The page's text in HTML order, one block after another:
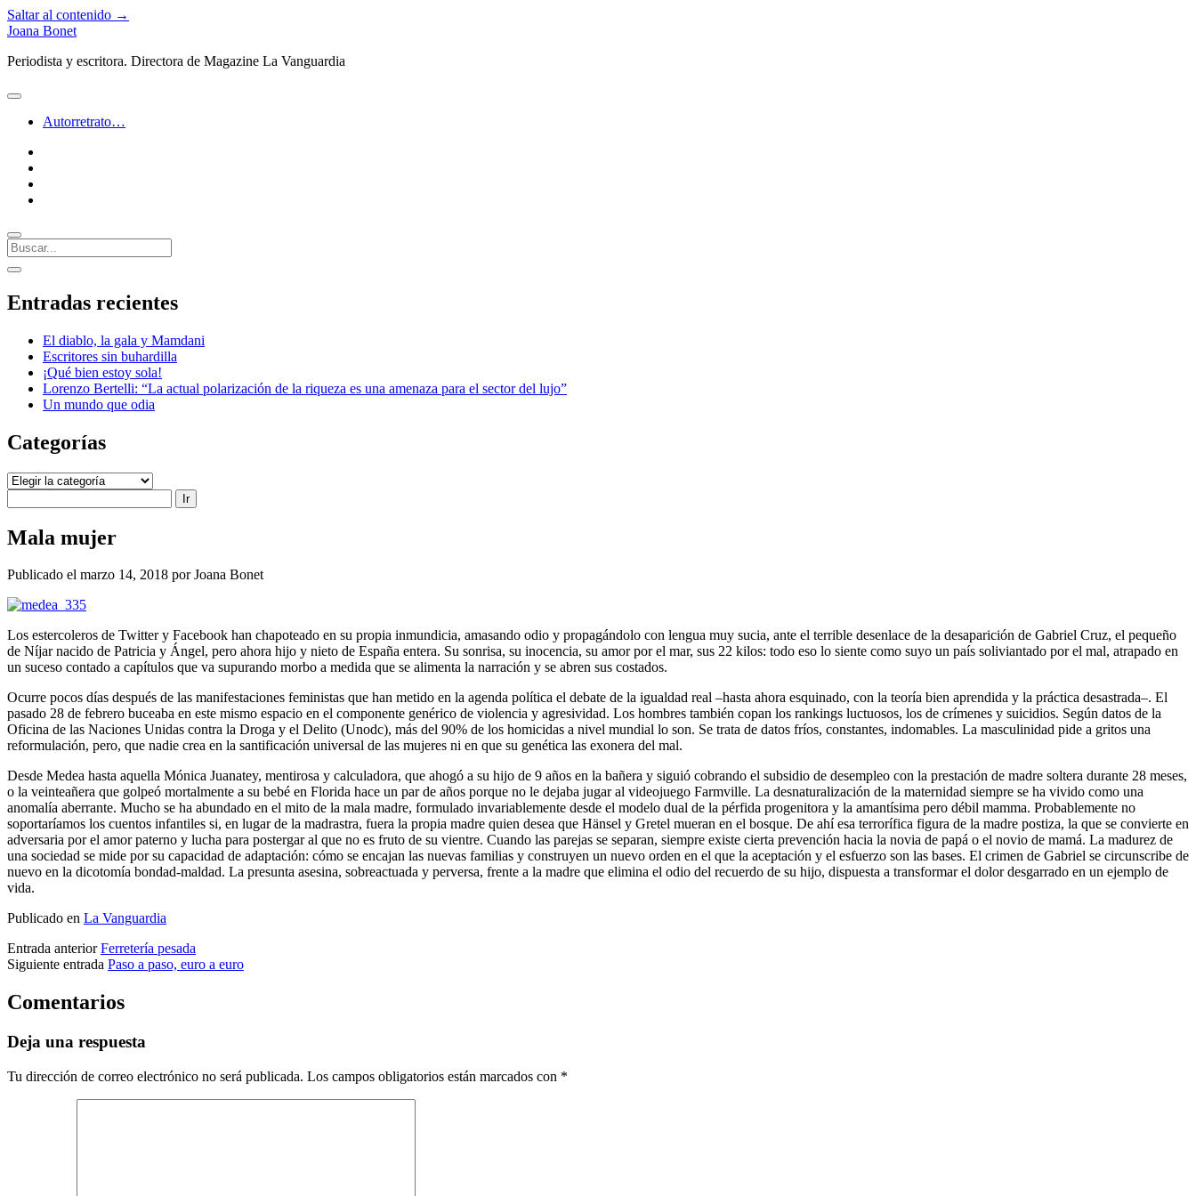
Saltar al contenido →
Joana Bonet
Periodista y escritora. Directora de Magazine La Vanguardia
abrir
Autorretrato…
Buscar
Barra
lateral
abrir
lateral
Entradas recientes
El diablo, la gala y Mamdani
Escritores sin buhardilla
¡Qué bien estoy sola!
Lorenzo Bertelli: “La actual polarización de la riqueza es una amenaza para el sector del lujo”
Un mundo que odia
Categorías
Categorías
Mala mujer
Publicado el marzo 14, 2018 por Joana Bonet
Los estercoleros de Twitter y Facebook han chapoteado en su propia inmundicia, amasando odio y propagándolo con lengua muy sucia, ante el terrible desenlace de la desaparición de Gabriel Cruz, el pequeño
de Níjar nacido de Patricia y Ángel, pero ahora hijo y nieto de España entera. Su sonrisa, su inocencia, su amor por el mar, sus 22 kilos: todo eso lo siente como suyo un país soliviantado por el mal, atrapado en
un suceso contado a capítulos que va supurando morbo a medida que se alimenta la narración y se abren sus costados.
Ocurre pocos días después de las manifestaciones feministas que han metido en la agenda política el debate de la igualdad real –hasta ahora esquinado, con la teoría bien aprendida y la práctica desastrada–. El
pasado 28 de febrero buceaba en este mismo espacio en el componente genérico de violencia y agresividad. Los hombres también copan los rankings luctuosos, los de crímenes y suicidios. Según datos de la
Oficina de las Naciones Unidas contra la Droga y el Delito (Unodc), más del 90% de los homicidas a nivel mundial lo son. Se trata de datos fríos, constantes, indomables. La masculinidad pide a gritos una
reformulación, pero, que nadie crea en la santificación universal de las mujeres ni en que su genética las ­exonera del mal.
Desde Medea hasta aquella Mónica Juanatey, mentirosa y calculadora, que ahogó a su hijo de 9 años en la bañera y siguió cobrando el subsidio de desempleo con la prestación de madre soltera durante 28 meses,
o la veinteañera que golpeó mortalmente a su bebé en Florida hace un par de años porque no le dejaba jugar al videojuego Farmville. La desnaturalización de la maternidad siempre se ha vivido como una
anomalía aberrante. Mucho se ha abundado en el mito de la mala madre, formulado invariablemente desde el modelo dual de la pérfida progenitora y la amantísima pero débil mamma. Probablemente no
soportaríamos los cuentos infantiles si, en lugar de la madrastra, fuera la propia madre quien desea que Hänsel y Gretel mueran en el bosque. De ahí esa terrorífica figura de la madre postiza, la que se convierte en
adversaria por el amor paterno y lucha para postergar al que no es fruto de su vientre. Cuando las parejas se separan, siempre existe cierta prevención hacia la novia de papá o el novio de mamá. La madurez de
una sociedad se mide por su capacidad de adaptación: cómo se encajan las nuevas familias y construyen un nuevo orden en el que la aceptación y el esfuerzo son las bases. El crimen de Gabriel se circunscribe de
nuevo en la dicotomía bondad-maldad. La presunta asesina, sobreactuada y perversa, frente a la madre que elimina el odio del recuerdo de su hijo, dispuesta a transformar el dolor desgarrado en un ejemplo de
vida.
Publicado en La Vanguardia
Entrada anterior Ferretería pesada
Siguiente entrada Paso a paso, euro a euro
Comentarios
Deja una respuesta
Tu dirección de correo electrónico no será publicada. Los campos obligatorios están marcados con *